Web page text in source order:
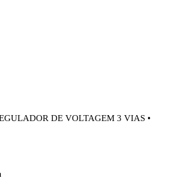
DE VOLTAGEM 3 VIAS •